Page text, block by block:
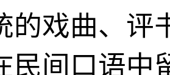
的戏曲、评
民间口语中